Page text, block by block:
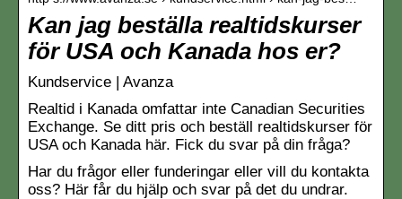
Kan jag beställa realtidskurser
för USA och Kanada hos er?
Kundservice | Avanza
Realtid i Kanada omfattar inte Canadian Securities
Exchange. Se ditt pris och beställ realtidskurser för
USA och Kanada här. Fick du svar på din fråga?
Har du frågor eller funderingar eller vill du kontakta
oss? Här får du hjälp och svar på det du undrar.